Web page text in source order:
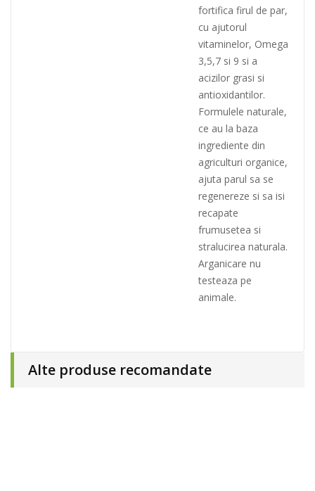
fortifica firul de par,
cu ajutorul
vitaminelor, Omega
3,5,7 si 9 si a
acizilor grasi si
antioxidantilor.
Formulele naturale,
ce au la baza
ingrediente din
agriculturi organice,
ajuta parul sa se
regenereze si sa isi
recapate
frumusetea si
stralucirea naturala.
Arganicare nu
testeaza pe
animale.
Alte produse recomandate